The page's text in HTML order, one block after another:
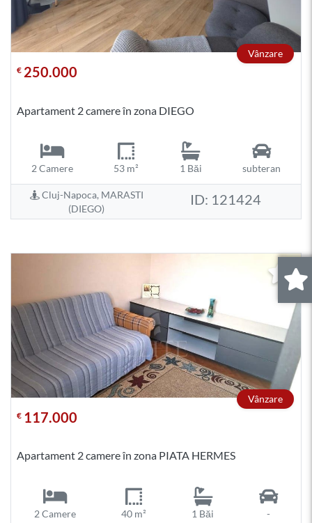
Vânzare
€ 250.000
Apartament 2 camere în zona DIEGO
2 Camere 53 m² 1 Băi subteran
Cluj-Napoca, MARASTI
(DIEGO)
ID: 121424
Vânzare
€ 117.000
Apartament 2 camere în zona PIATA HERMES
2 Camere 40 m² 1 Băi -